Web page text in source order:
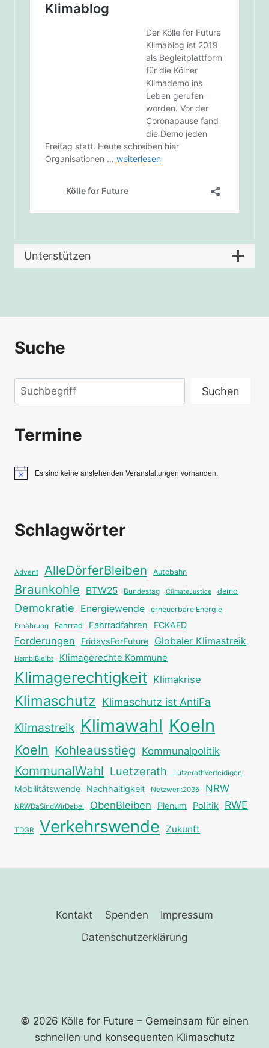
Unterstützen
Suche
Suchen Suchen
Termine
HinweisEs sind keine anstehenden Veranstaltungen vorhanden.
Schlagwörter
Advent AlleDörferBleiben Autobahn
Braunkohle BTW25 Bundestag ClimateJustice demo
Demokratie Energiewende erneuerbare Energie
Ernährung Fahrrad Fahrradfahren FCKAFD
Forderungen FridaysForFuture Globaler Klimastreik
HambiBleibt Klimagerechte Kommune
Klimagerechtigkeit Klimakrise
Klimaschutz Klimaschutz ist AntiFa
Klimastreik Klimawahl Koeln
Koeln Kohleausstieg Kommunalpolitik
KommunalWahl Luetzerath LützerathVerteidigen
Mobilitätswende Nachhaltigkeit Netzwerk2035 NRW
NRWDaSindWirDabei ObenBleiben Plenum Politik RWE
TDGR Verkehrswende Zukunft
Kontakt Spenden
Impressum
Datenschutzerklärung
© 2026 Kölle for Future – Gemeinsam für einen
schnellen und ­konsequenten Klimaschutz